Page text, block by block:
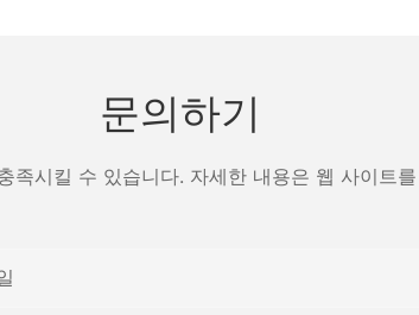
문의하기
시킬 수 있습니다. 자세한 내용은 웹 사이트